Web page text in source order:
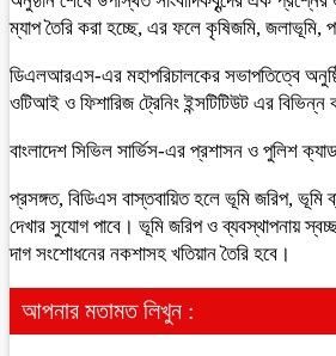
ম্যাপ তৈরি করা হচ্ছে, এর ফলে কৃষিজমি, জলাভূমি,
ডিএলআরএস-এর মহাপরিচালকের সভাপতিত্বে
ওটিআই ও ফিশারিজ ট্রেনিং ইন্সটিটিউট এর
বাংলাদেশ সিভিল সার্ভিস-এর প্রশাসন ও পুলিশ
প্রসঙ্গত, বিডিএস বাস্তবায়িত হলে ভূমি জরিপ,
দেখার সুযোগ পাবে। ভূমি জরিপ ও ব্যবস্থাপনায়
দাগ সংশোধনের নকশাসহ খতিয়ান তৈরি হবে।
আপনার মতামত লিখুন :